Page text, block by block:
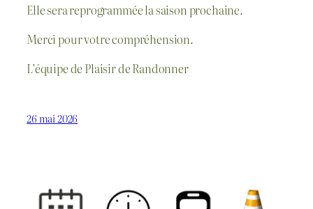
Elle sera reprogrammée la saison prochaine.
Merci pour votre compréhension.
L’équipe de Plaisir de Randonner
26 mai 2026